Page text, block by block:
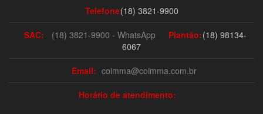
Telefone:(18) 3821-9900
SAC: (18) 3821-9900 - WhatsApp Plantão:(18) 98134-
6067
Email: coimma@coimma.com.br
Horário de atendimento: